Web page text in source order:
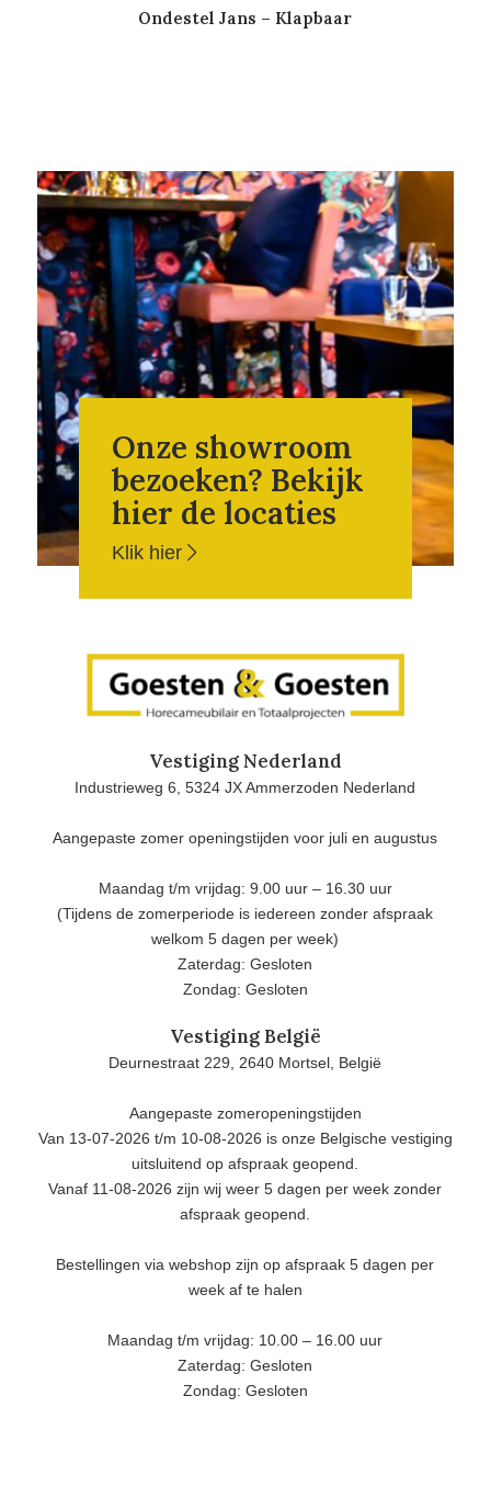
Ondestel Jans – Klapbaar
Onze showroom
bezoeken? Bekijk
hier de locaties
Klik hier
Vestiging Nederland
Industrieweg 6, 5324 JX Ammerzoden Nederland
Aangepaste zomer openingstijden voor juli en augustus
Maandag t/m vrijdag: 9.00 uur – 16.30 uur
(Tijdens de zomerperiode is iedereen zonder afspraak
welkom 5 dagen per week)
Zaterdag: Gesloten
Zondag: Gesloten
Vestiging België
Deurnestraat 229, 2640 Mortsel, België
Aangepaste zomeropeningstijden
Van 13-07-2026 t/m 10-08-2026 is onze Belgische vestiging
uitsluitend op afspraak geopend.
Vanaf 11-08-2026 zijn wij weer 5 dagen per week zonder
afspraak geopend.
Bestellingen via webshop zijn op afspraak 5 dagen per
week af te halen
Maandag t/m vrijdag: 10.00 – 16.00 uur
Zaterdag: Gesloten
Zondag: Gesloten